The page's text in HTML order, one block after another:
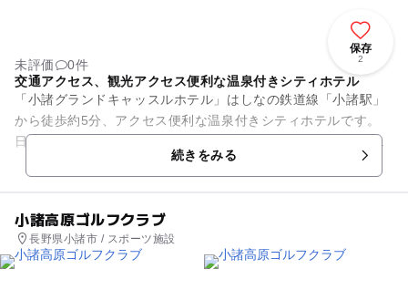
保存
2
未評価
0件
交通アクセス、観光アクセス便利な温泉付きシティホテル
「小諸グランドキャッスルホテル」はしなの鉄道線「小諸駅」
から徒歩約5分、アクセス便利な温泉付きシティホテルです。
日本を代表する避暑地「軽井沢」や、桜・紅葉の名所「小諸城
址懐古園」なども近く、観光...続きをみる
小諸高原ゴルフクラブ
長野県小諸市 / スポーツ施設